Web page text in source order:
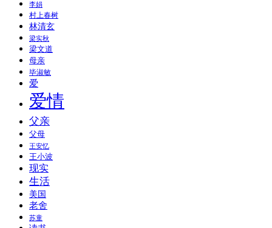
李娟
村上春树
林清玄
梁实秋
梁文道
母亲
毕淑敏
爱
爱情
父亲
父母
王安忆
王小波
现实
生活
美国
老舍
苏童